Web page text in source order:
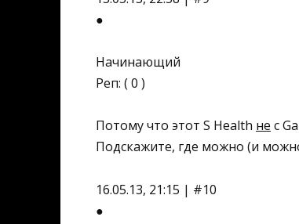
●
Начинающий
Реп: ( 0 )
Потому что этот S Health не с
Подскажите, где можно (и
16.05.13, 21:15 | #10
●